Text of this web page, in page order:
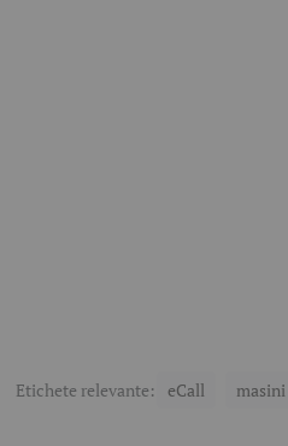
Etichete relevante: eCall masini